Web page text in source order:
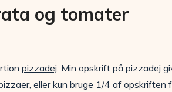
og tomater
pizzadej . Min opskrift på pizzadej
eller kun bruge 1/4 af